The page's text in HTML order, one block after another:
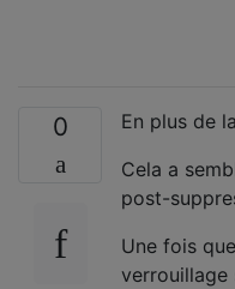
0 En plus de la
Cela a
post-
Une fois
verrouillage